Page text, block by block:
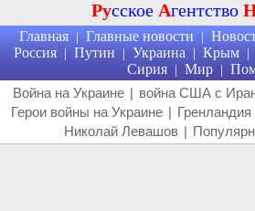
Русское Агентство
Главная | Главные новости |
Россия | Путин | Украина | Крым |
Сирия | Мир |
Война на Украине | война США с
Герои войны на Украине | Гренландия
Николай Левашов |